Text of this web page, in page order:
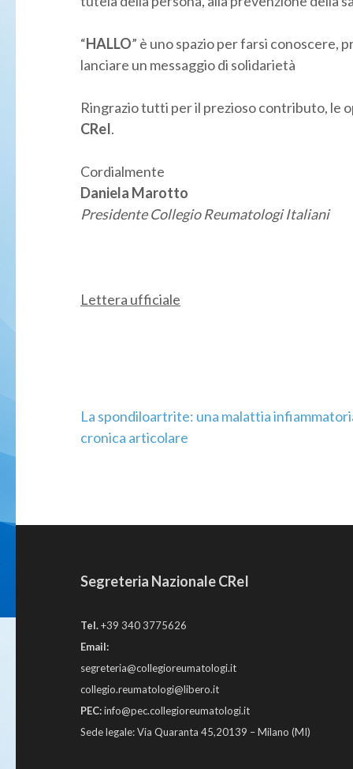
“HALLO” è uno spazio per farsi
lanciare un messaggio di solidarietà
Ringrazio tutti per il prezioso contributo, le
CReI.
Cordialmente
Daniela Marotto
Presidente Collegio Reumatologi Italiani
Lettera ufficiale
Navigazione
La spondiloartrite: una malattia
cronica articolare
Segreteria Nazionale CReI
Tel.+39 340 3775626
Email:
segreteria@collegioreumatologi.it
collegio.reumatologi@libero.it
PEC:info@pec.collegioreumatologi.it
Sede legale: Via Quaranta 45,20139 – Milano (MI)